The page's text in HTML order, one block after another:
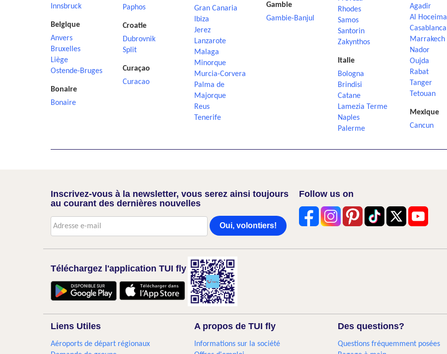
Innsbruck
Belgique
Anvers
Bruxelles
Liège
Ostende-Bruges
Bonaire
Bonaire
Paphos
Croatie
Dubrovnik
Split
Curaçao
Curacao
Gran Canaria
Ibiza
Jerez
Lanzarote
Malaga
Minorque
Murcia-Corvera
Palma de
Majorque
Reus
Tenerife
Gambie
Gambie-Banjul
Rhodes
Samos
Santorin
Zakynthos
Italie
Bologna
Brindisi
Catane
Lamezia Terme
Naples
Palerme
Agadir
Al Hoceima
Casablanca
Marrakech
Nador
Oujda
Rabat
Tanger
Tetouan
Mexique
Cancun
Inscrivez-vous à la newsletter, vous serez ainsi toujours
au courant des dernières nouvelles
Oui, volontiers!
Follow us on
Téléchargez l'application TUI fly
Liens Utiles
Aéroports de départ régionaux
A propos de TUI fly
Informations sur la société
Des questions?
Questions fréquemment posées